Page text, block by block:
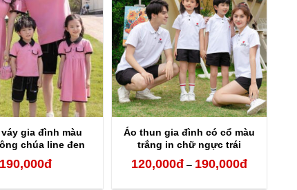
đến
340,000đ
đến
320,000đ
gia đình màu
chúa line đen
190,000đ
Áo thun gia đình có cổ màu
trắng in chữ ngực trái
120,000đ – 190,000đKhoảng